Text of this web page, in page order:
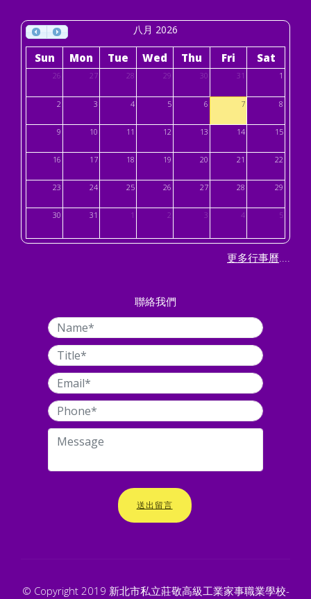
八月 2026
Sun Mon Tue Wed Thu Fri Sat
26 27 28 29 30 31 1
2 3 4 5 6 7 8
9 10 11 12 13 14 15
16 17 18 19 20 21 22
23 24 25 26 27 28 29
30 31 1 2 3 4 5
更多行事曆....
聯絡我們
送出留言
© Copyright 2019 新北市私立莊敬高級工業家事職業學校-